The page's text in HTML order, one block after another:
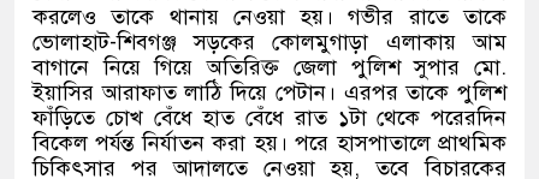
করলেও তাকে থানায় নেওয়া হয়। গভীর রাতে তাকে
ভোলাহাট-শিবগঞ্জ সড়কের কোলমুগাড়া এলাকায় আম
বাগানে নিয়ে গিয়ে অতিরিক্ত জেলা পুলিশ সুপার মো.
ইয়াসির আরাফাত লাঠি দিয়ে পেটান। এরপর তাকে পুলিশ
ফাঁড়িতে চোখ বেঁধে হাত বেঁধে রাত ১টা থেকে পরেরদিন
বিকেল পর্যন্ত নির্যাতন করা হয়। পরে হাসপাতালে প্রাথমিক
চিকিৎসার পর আদালতে নেওয়া হয়, তবে বিচারকের